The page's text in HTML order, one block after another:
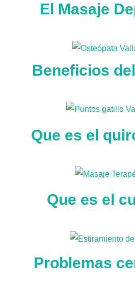
El Masaje
Beneficios
Que es el
Que es el
Problemas